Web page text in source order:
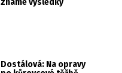
známe výsledky
Dostálová: Na opravy